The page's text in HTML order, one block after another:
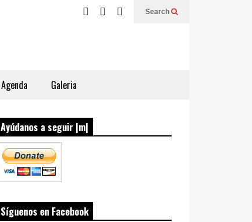
Search
Agenda Galeria
Ayúdanos a seguir |m|
Síguenos en Facebook